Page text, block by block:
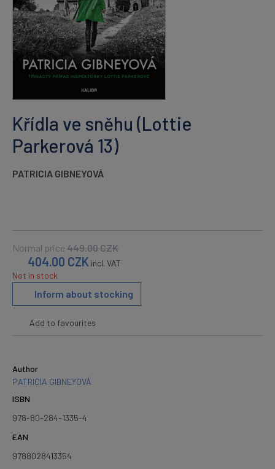
Křídla ve sněhu (Lottie
Parkerová 13)
PATRICIA GIBNEYOVÁ
Normal price 449.00CZK
404.00 CZK incl. VAT
Not in stock
Inform about stocking
Add to favourites
Author
PATRICIA GIBNEYOVÁ
ISBN
978-80-284-1335-4
EAN
9788028413354